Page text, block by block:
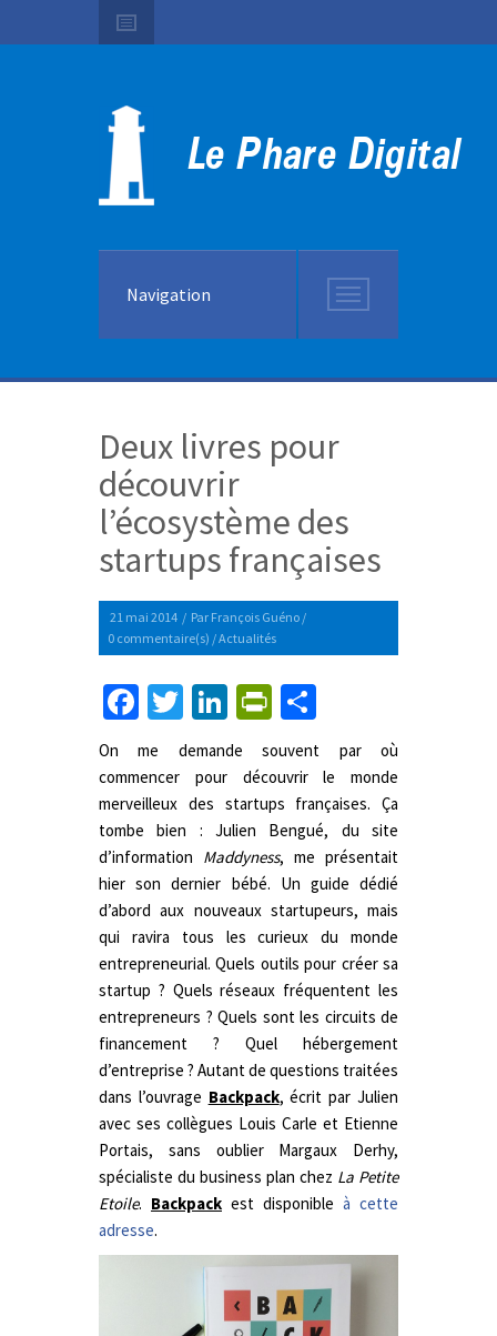
Navigation
Deux livres pour
découvrir
l’écosystème des
startups françaises
21 mai 2014 / Par François Guéno /
0 commentaire(s) /Actualités
Facebook
Twitter
LinkedIn
PrintFriendly
On me demande souvent par où
commencer pour découvrir le monde
merveilleux des startups françaises. Ça
tombe bien : Julien Bengué, du site
d’information Maddyness, me présentait
hier son dernier bébé. Un guide dédié
d’abord aux nouveaux startupeurs, mais
qui ravira tous les curieux du monde
entrepreneurial. Quels outils pour créer sa
startup ? Quels réseaux fréquentent les
entrepreneurs ? Quels sont les circuits de
financement ? Quel hébergement
d’entreprise ? Autant de questions traitées
dans l’ouvrage Backpack, écrit par Julien
avec ses collègues Louis Carle et Etienne
Portais, sans oublier Margaux Derhy,
spécialiste du business plan chez La Petite
Etoile. Backpack est disponible à cette
adresse.